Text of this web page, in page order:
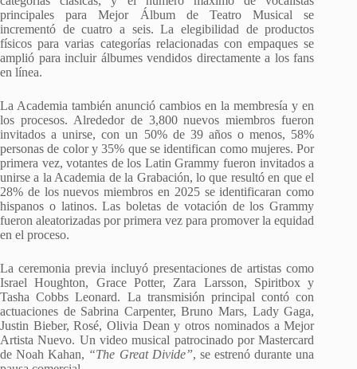
principales para Mejor Álbum de Teatro Musical se
incrementó de cuatro a seis. La elegibilidad de productos
físicos para varias categorías relacionadas con empaques se
amplió para incluir álbumes vendidos directamente a los fans
en línea.
La Academia también anunció cambios en la membresía y en
los procesos. Alrededor de 3,800 nuevos miembros fueron
invitados a unirse, con un 50% de 39 años o menos, 58%
personas de color y 35% que se identifican como mujeres. Por
primera vez, votantes de los Latin Grammy fueron invitados a
unirse a la Academia de la Grabación, lo que resultó en que el
28% de los nuevos miembros en 2025 se identificaran como
hispanos o latinos. Las boletas de votación de los Grammy
fueron aleatorizadas por primera vez para promover la equidad
en el proceso.
La ceremonia previa incluyó presentaciones de artistas como
Israel Houghton, Grace Potter, Zara Larsson, Spiritbox y
Tasha Cobbs Leonard. La transmisión principal contó con
actuaciones de Sabrina Carpenter, Bruno Mars, Lady Gaga,
Justin Bieber, Rosé, Olivia Dean y otros nominados a Mejor
Artista Nuevo. Un video musical patrocinado por Mastercard
de Noah Kahan, “The Great Divide”, se estrenó durante una